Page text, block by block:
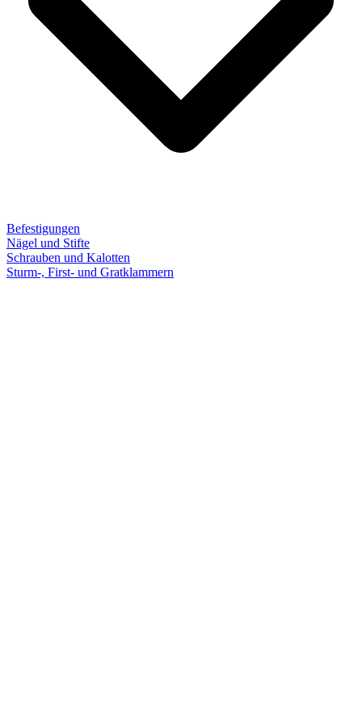
Befestigungen
Nägel und Stifte
Schrauben und Kalotten
Sturm-, First- und Gratklammern